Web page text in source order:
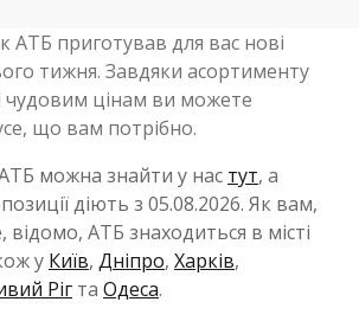
АТБ приготував для вас нові
тижня. Завдяки асортименту
чудовим цінам ви можете
що вам потрібно.
можна знайти у нас тут, а
діють з 05.08.2026. Як вам,
АТБ знаходиться в місті
у Київ, Дніпро, Харків,
Ріг та Одеса.